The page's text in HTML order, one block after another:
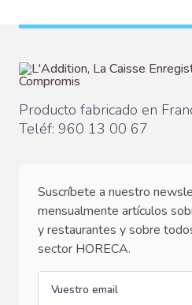
Producto fabricado en
Teléf: 960 13 00 67
Suscríbete a nuestro
mensualmente artículos
y restaurantes y sobre
sector HORECA.